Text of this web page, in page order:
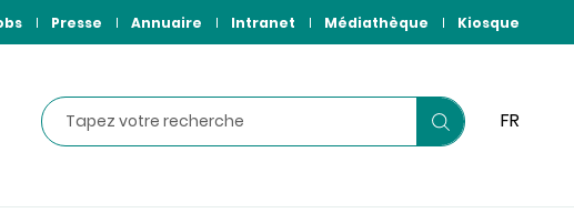
Presse Annuaire Intranet Médiathèque Kiosque
Rechercher
Lancer
FR